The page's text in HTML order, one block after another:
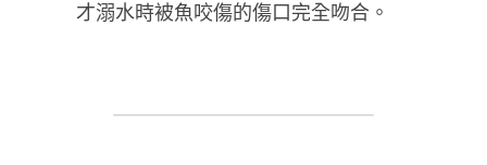
才溺水時被魚咬傷的傷口完全吻合。